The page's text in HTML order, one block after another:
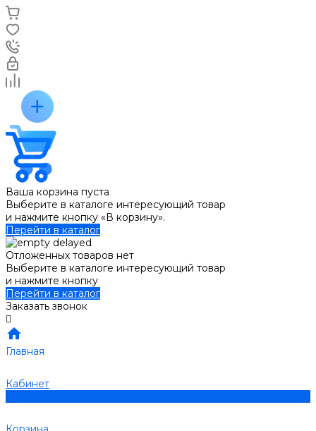
Ваша корзина пуста
Выберите в каталоге интересующий товар
и нажмите кнопку «В корзину».
Перейти в каталог
Отложенных товаров нет
Выберите в каталоге интересующий товар
и нажмите кнопку
Перейти в каталог
Заказать звонок
Главная
Кабинет